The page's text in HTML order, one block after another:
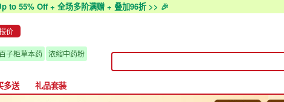
to 55% Off + 全场多阶满赠 + 叠加96折 >> 🎉
价
子柜草本药
浓缩中药粉
多送 礼品套装